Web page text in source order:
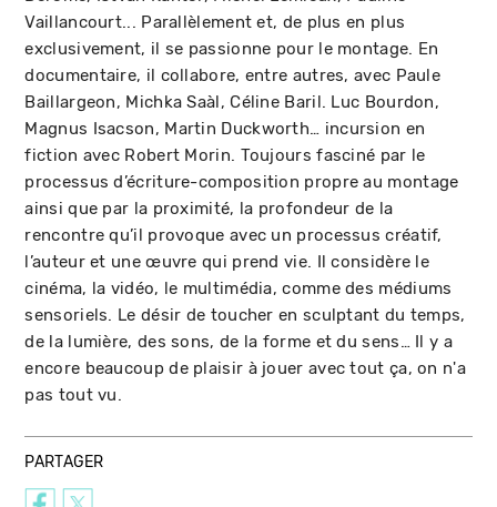
Vaillancourt... Parallèlement et, de plus en plus
exclusivement, il se passionne pour le montage. En
documentaire, il collabore, entre autres, avec Paule
Baillargeon, Michka Saàl, Céline Baril. Luc Bourdon,
Magnus Isacson, Martin Duckworth… incursion en
fiction avec Robert Morin. Toujours fasciné par le
processus d’écriture-composition propre au montage
ainsi que par la proximité, la profondeur de la
rencontre qu’il provoque avec un processus créatif,
l’auteur et une œuvre qui prend vie. Il considère le
cinéma, la vidéo, le multimédia, comme des médiums
sensoriels. Le désir de toucher en sculptant du temps,
de la lumière, des sons, de la forme et du sens… Il y a
encore beaucoup de plaisir à jouer avec tout ça, on n'a
pas tout vu.
PARTAGER